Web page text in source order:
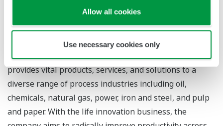
Allow all cookies
Use necessary cookies only
Sobre a Yokogawa
Founded in 1915, Yokogawa engages in broad-ranging
activities in the areas of measurement, control, and
information. The industrial automation business
provides vital products, services, and solutions to a
diverse range of process industries including oil,
chemicals, natural gas, power, iron and steel, and pulp
and paper. With the life innovation business, the